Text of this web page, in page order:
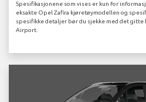
Spesifikasjonene som vises er kun for
eksakte Opel Zafira kjøretøymodellen og
spesifikke detaljer bør du sjekke med det
Airport.